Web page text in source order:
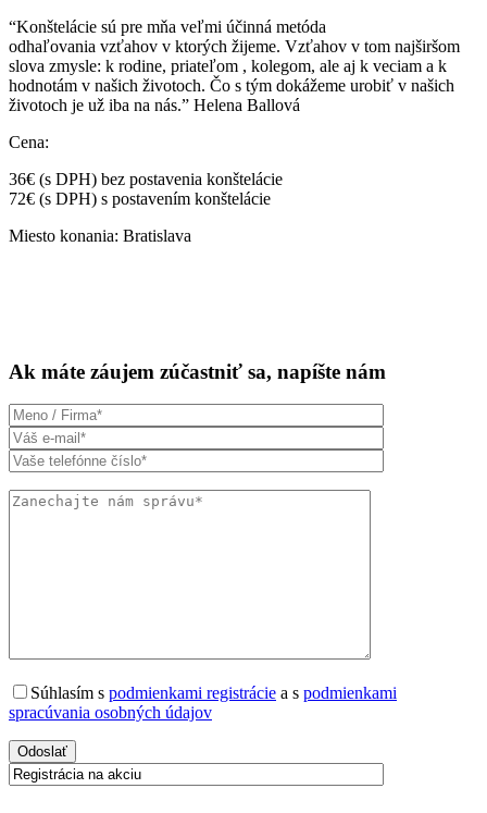
“Konštelácie sú pre mňa veľmi účinná metóda
odhaľovania vzťahov v ktorých žijeme. Vzťahov v tom najširšom
slova zmysle: k rodine, priateľom , kolegom, ale aj k veciam a k
hodnotám v našich životoch. Čo s tým dokážeme urobiť v našich
životoch je už iba na nás.” Helena Ballová
Cena:
36€ (s DPH) bez postavenia konštelácie
72€ (s DPH) s postavením konštelácie
Miesto konania: Bratislava
Ak máte záujem zúčastniť sa, napíšte nám
Súhlasím s podmienkami registrácie a s podmienkami
spracúvania osobných údajov